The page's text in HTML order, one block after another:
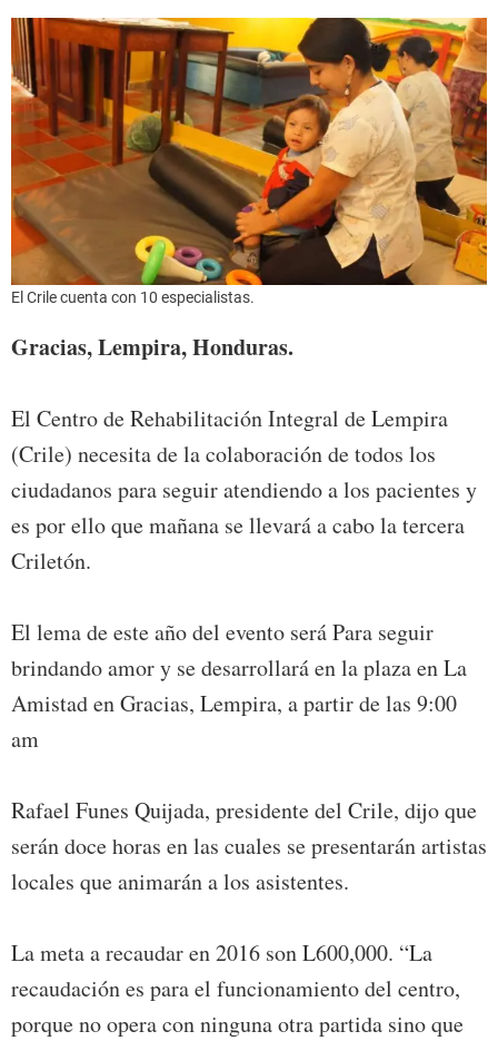
El Crile cuenta con 10 especialistas.
Gracias, Lempira, Honduras.
El Centro de Rehabilitación Integral de Lempira
(Crile) necesita de la colaboración de todos los
ciudadanos para seguir atendiendo a los pacientes y
es por ello que mañana se llevará a cabo la tercera
Criletón.
El lema de este año del evento será Para seguir
brindando amor y se desarrollará en la plaza en La
Amistad en Gracias, Lempira, a partir de las 9:00
am
Rafael Funes Quijada, presidente del Crile, dijo que
serán doce horas en las cuales se presentarán artistas
locales que animarán a los asistentes.
La meta a recaudar en 2016 son L600,000. “La
recaudación es para el funcionamiento del centro,
porque no opera con ninguna otra partida sino que